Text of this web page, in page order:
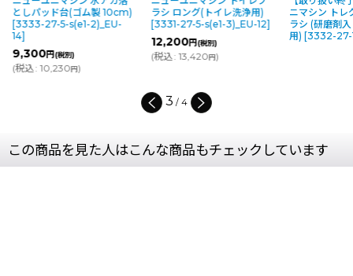
としパッド台(ゴム製 10cm)
[3333-27-5-s(e1-2)_EU-
14]
9,300円(税別)
(税込: 10,230円)
ラシ ロング(トイレ洗浄用)
[3331-27-5-s(e1-3)_EU-12]
12,200円(税別)
(税込: 13,420円)
ニマシン トレ
ラシ (研磨剤
用) [3332-27-
3 / 4
この商品を見た人はこんな商品もチェックしています